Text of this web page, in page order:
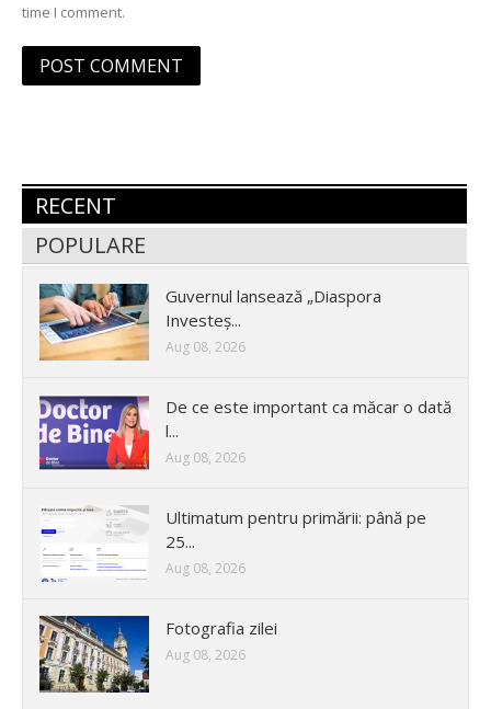
time I comment.
RECENT
POPULARE
Guvernul lansează „Diaspora
Investeș...
Aug 08, 2026
De ce este important ca măcar o dată
l...
Aug 08, 2026
Ultimatum pentru primării: până pe
25...
Aug 08, 2026
Fotografia zilei
Aug 08, 2026